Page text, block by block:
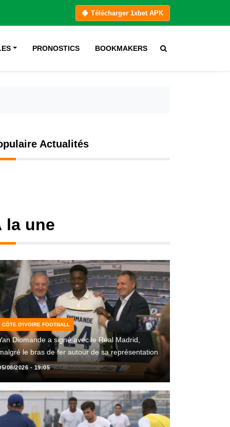
Télécharger 1xbet APK
PRONOSTICS BOOKMAKERS
Actualités
la une
CÔTE D'IVOIRE FOOTBALL
Diomande a signé avec le Real Madrid,
le bras de fer autour de sa représentation
08/2026 - 19:05